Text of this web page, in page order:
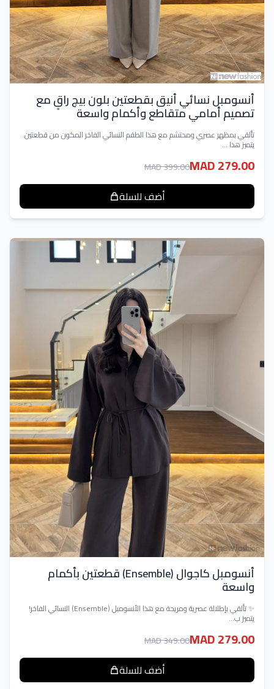
أنسومبل نسائي أنيق بقطعتين بلون بيج راقٍ مع
تصميم أمامي متقاطع وأكمام واسعة
تألقي بمظهر عصري ومحتشم مع هذا الطقم النسائي الفاخر المكون من قطعتين.
يتميز هذا ...
MAD 279.00
MAD 399.00
أضف للسلة
أنسومبل كاجوال (Ensemble) قطعتين بأكمام
واسعة
✨ تألقي بإطلالة عصرية ومريحة مع هذا الأنسومبل (Ensemble) النسائي الفاخر!
يتميز ب...
MAD 279.00
MAD 349.00
أضف للسلة